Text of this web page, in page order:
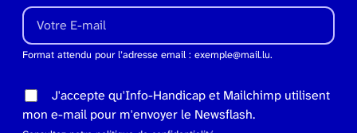
Format attendu pour l’adresse email : exemple@mail.lu.
J'accepte qu'Info-Handicap et Mailchimp utilisent
mon e-mail pour m'envoyer le Newsflash.